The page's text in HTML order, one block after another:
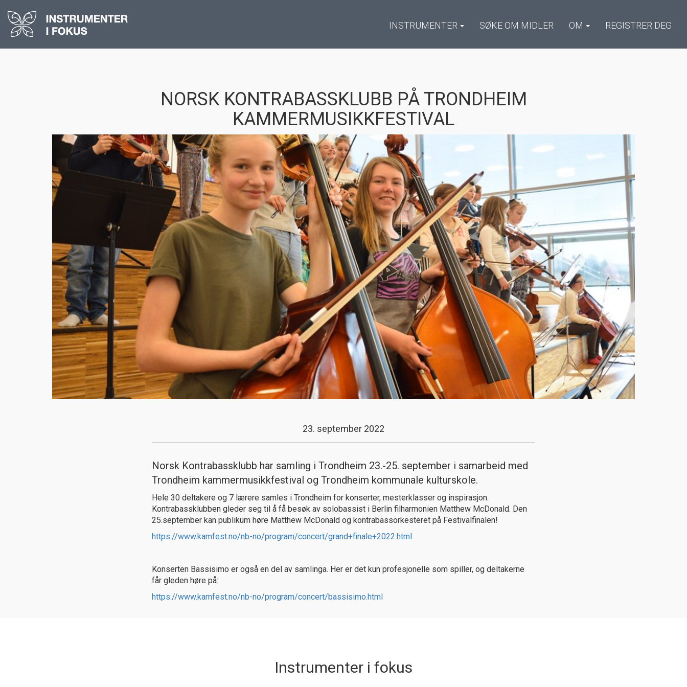
INSTRUMENTER SØKE OM MIDLER OM REGISTRER DEG
NORSK KONTRABASSKLUBB PÅ TRONDHEIM
KAMMERMUSIKKFESTIVAL
23. september 2022
Norsk Kontrabassklubb har samling i Trondheim 23.-25. september i samarbeid med
Trondheim kammermusikkfestival og Trondheim kommunale kulturskole.
Hele 30 deltakere og 7 lærere samles i Trondheim for konserter, mesterklasser og inspirasjon.
Kontrabassklubben gleder seg til å få besøk av solobassist i Berlin filharmonien Matthew McDonald. Den
25.september kan publikum høre Matthew McDonald og kontrabassorkesteret på Festivalfinalen!
https://www.kamfest.no/nb-no/program/concert/grand+finale+2022.html
Konserten Bassisimo er også en del av samlinga. Her er det kun profesjonelle som spiller, og deltakerne
får gleden høre på:
https://www.kamfest.no/nb-no/program/concert/bassisimo.html
Instrumenter i fokus